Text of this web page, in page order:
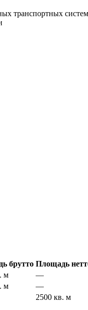
транспортных
брутто Площадь
м —
м —
2500 кв. м